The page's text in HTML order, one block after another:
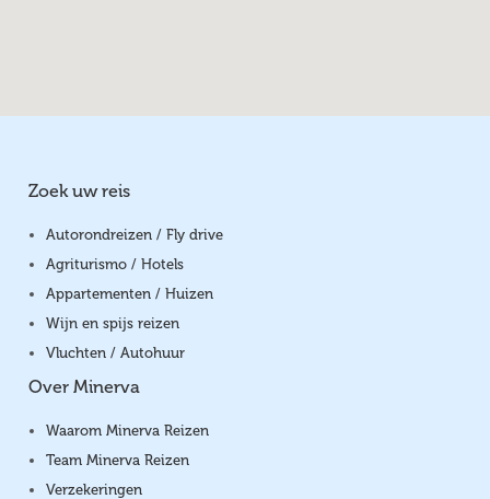
Zoek uw reis
Autorondreizen / Fly drive
Agriturismo / Hotels
Appartementen / Huizen
Wijn en spijs reizen
Vluchten / Autohuur
Over Minerva
Waarom Minerva Reizen
Team Minerva Reizen
Verzekeringen